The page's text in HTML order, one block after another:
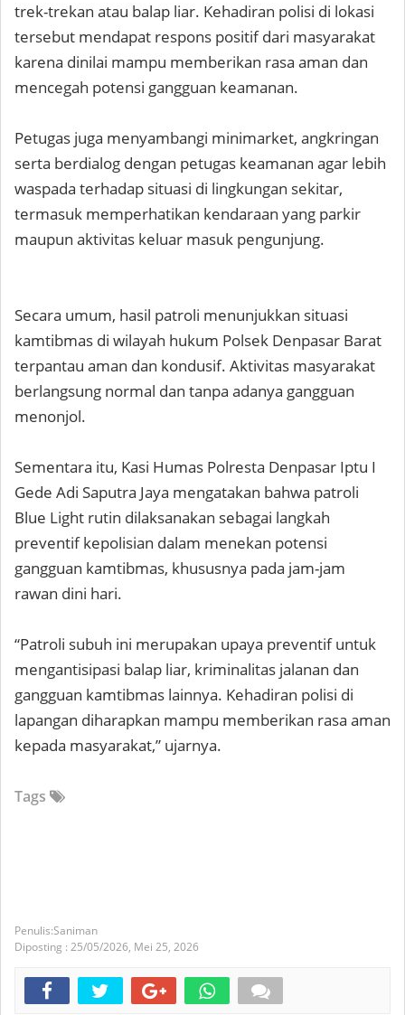
trek-trekan atau balap liar. Kehadiran polisi di lokasi
tersebut mendapat respons positif dari masyarakat
karena dinilai mampu memberikan rasa aman dan
mencegah potensi gangguan keamanan.
Petugas juga menyambangi minimarket, angkringan
serta berdialog dengan petugas keamanan agar lebih
waspada terhadap situasi di lingkungan sekitar,
termasuk memperhatikan kendaraan yang parkir
maupun aktivitas keluar masuk pengunjung.
Secara umum, hasil patroli menunjukkan situasi
kamtibmas di wilayah hukum Polsek Denpasar Barat
terpantau aman dan kondusif. Aktivitas masyarakat
berlangsung normal dan tanpa adanya gangguan
menonjol.
Sementara itu, Kasi Humas Polresta Denpasar Iptu I
Gede Adi Saputra Jaya mengatakan bahwa patroli
Blue Light rutin dilaksanakan sebagai langkah
preventif kepolisian dalam menekan potensi
gangguan kamtibmas, khususnya pada jam-jam
rawan dini hari.
“Patroli subuh ini merupakan upaya preventif untuk
mengantisipasi balap liar, kriminalitas jalanan dan
gangguan kamtibmas lainnya. Kehadiran polisi di
lapangan diharapkan mampu memberikan rasa aman
kepada masyarakat,” ujarnya.
Tags
Saniman
Diposting : 25/05/2026, Mei 25, 2026